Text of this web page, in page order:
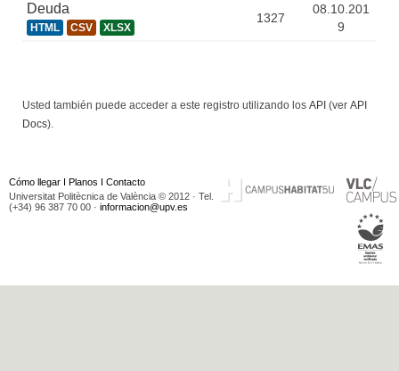
Deuda
HTML CSV XLSX
1327
08.10.201
9
Usted también puede acceder a este registro utilizando los API (ver API
Docs).
Cómo llegar I Planos I Contacto
Universitat Politècnica de València © 2012 · Tel.
(+34) 96 387 70 00 · informacion@upv.es